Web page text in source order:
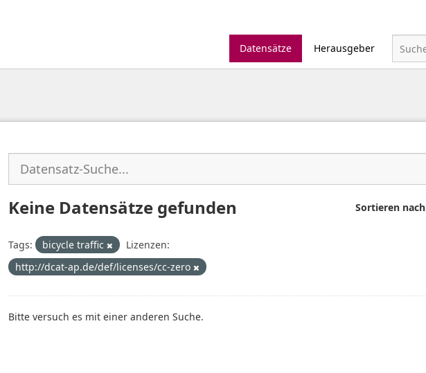
Datensätze
Herausgeber
Sortieren nach
Keine Datensätze gefunden
Tags: bicycle traffic
Lizenzen:
http://dcat-ap.de/def/licenses/cc-zero
Bitte versuch es mit einer anderen Suche.